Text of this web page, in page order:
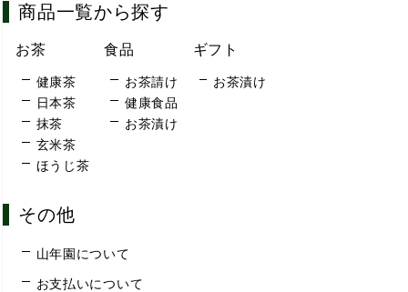
商品一覧から探す
お茶
健康茶
日本茶
抹茶
玄米茶
ほうじ茶
食品
お茶請け
健康食品
お茶漬け
ギフト
お茶漬け
その他
山年園について
お支払いについて